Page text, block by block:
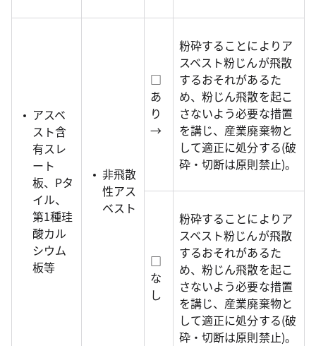
アスベ
スト含
有スレ
ート
板、Pタ
イル、
第1種珪
酸カル
シウム
板等
非飛散
性アス
ベスト
□
あ
り
→
粉砕することによりア
スベスト粉じんが飛散
するおそれがあるた
め、粉じん飛散を起こ
さないよう必要な措置
を講じ、産業廃棄物と
して適正に処分する(破
砕・切断は原則禁止)。
□
な
し
粉砕することによりア
スベスト粉じんが飛散
するおそれがあるた
め、粉じん飛散を起こ
さないよう必要な措置
を講じ、産業廃棄物と
して適正に処分する(破
砕・切断は原則禁止)。